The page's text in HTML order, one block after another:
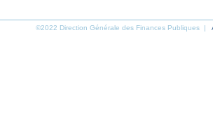
©2022 Direction Générale des Finances Publiques |